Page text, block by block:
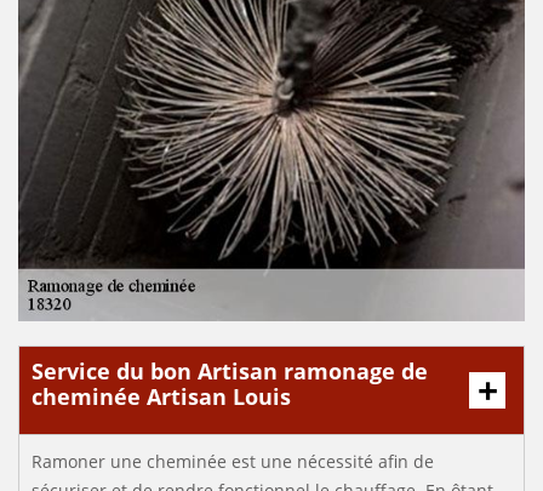
Service du bon Artisan ramonage de
cheminée Artisan Louis
Ramoner une cheminée est une nécessité afin de